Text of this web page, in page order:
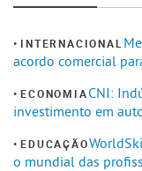
INTERNACIONAL
acordo comercial
ECONOMIACNI:
investimento em
EDUCAÇÃO
o mundial das